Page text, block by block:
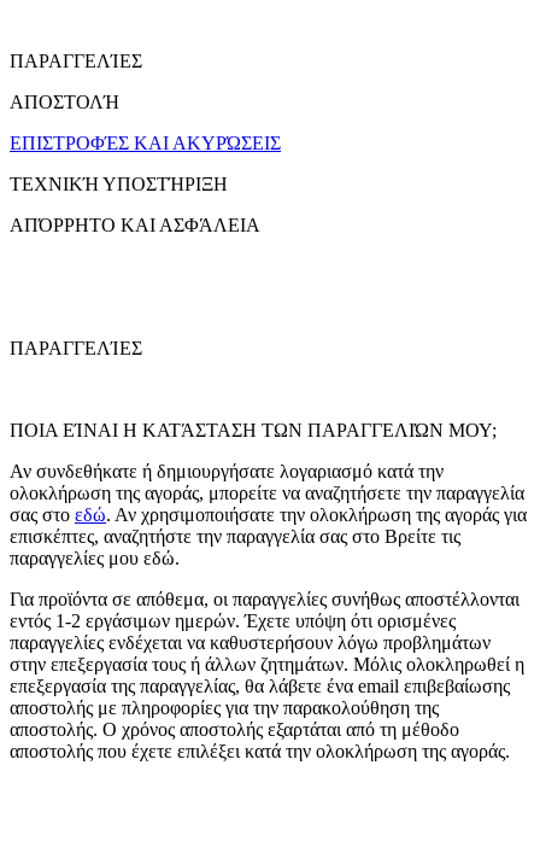
ΠΑΡΑΓΓΕΛΊΕΣ
ΑΠΟΣΤΟΛΉ
ΕΠΙΣΤΡΟΦΈΣ ΚΑΙ ΑΚΥΡΏΣΕΙΣ
ΤΕΧΝΙΚΉ ΥΠΟΣΤΉΡΙΞΗ
ΑΠΌΡΡΗΤΟ ΚΑΙ ΑΣΦΆΛΕΙΑ
ΠΑΡΑΓΓΕΛΊΕΣ
ΠΟΙΑ ΕΊΝΑΙ Η ΚΑΤΆΣΤΑΣΗ ΤΩΝ ΠΑΡΑΓΓΕΛΙΏΝ ΜΟΥ;
Αν συνδεθήκατε ή δημιουργήσατε λογαριασμό κατά την
ολοκλήρωση της αγοράς, μπορείτε να αναζητήσετε την παραγγελία
σας στο εδώ. Αν χρησιμοποιήσατε την ολοκλήρωση της αγοράς για
επισκέπτες, αναζητήστε την παραγγελία σας στο Βρείτε τις
παραγγελίες μου εδώ.
Για προϊόντα σε απόθεμα, οι παραγγελίες συνήθως αποστέλλονται
εντός 1-2 εργάσιμων ημερών. Έχετε υπόψη ότι ορισμένες
παραγγελίες ενδέχεται να καθυστερήσουν λόγω προβλημάτων
στην επεξεργασία τους ή άλλων ζητημάτων. Μόλις ολοκληρωθεί η
επεξεργασία της παραγγελίας, θα λάβετε ένα email επιβεβαίωσης
αποστολής με πληροφορίες για την παρακολούθηση της
αποστολής. Ο χρόνος αποστολής εξαρτάται από τη μέθοδο
αποστολής που έχετε επιλέξει κατά την ολοκλήρωση της αγοράς.